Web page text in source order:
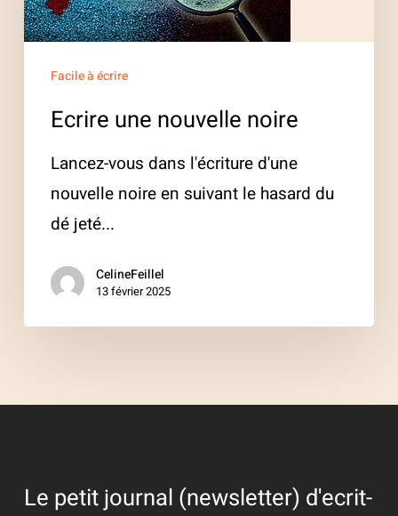
Facile à écrire
Ecrire une nouvelle noire
Lancez-vous dans l'écriture d'une
nouvelle noire en suivant le hasard du
dé jeté...
CelineFeillel
13 février 2025
Le petit journal (newsletter) d'ecrit-